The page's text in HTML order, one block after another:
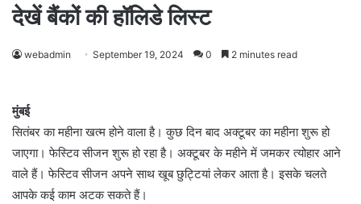
देखें बैंकों की हॉलिडे लिस्ट
webadmin September 19, 2024 0 2 minutes read
मुंबई
सितंबर का महीना खत्म होने वाला है। कुछ दिन बाद अक्टूबर का महीना शुरू हो
जाएगा। फेस्टिव सीजन शुरू हो रहा है। अक्टूबर के महीने में जमकर त्योहार आने
वाले हैं। फेस्टिव सीजन अपने साथ खूब छुट्टियां लेकर आता है। इसके चलते
आपके कई काम अटक सकते हैं।